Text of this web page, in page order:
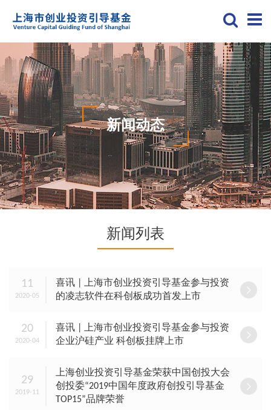
新闻动态
新闻列表
11
2020-05
喜讯 | 上海市创业投资引导基金参与投资
的凌志软件在科创板成功首发上市
20
2020-04
喜讯 | 上海市创业投资引导基金参与投资
企业沪硅产业 科创板挂牌上市
29
2019-11
上海创业投资引导基金荣获中国创投大会
创投委“2019中国年度政府创投引导基金
TOP15”品牌荣誉